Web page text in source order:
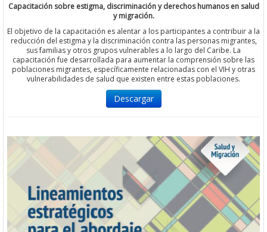
Capacitación sobre estigma, discriminación y derechos humanos en salud
y migración.
El objetivo de la capacitación es alentar a los participantes a contribuir a la
reducción del estigma y la discriminación contra las personas migrantes,
sus familias y otros grupos vulnerables a lo largo del Caribe. La
capacitación fue desarrollada para aumentar la comprensión sobre las
poblaciones migrantes, específicamente relacionadas con el VIH y otras
vulnerabilidades de salud que existen entre estas poblaciones.
Descargar